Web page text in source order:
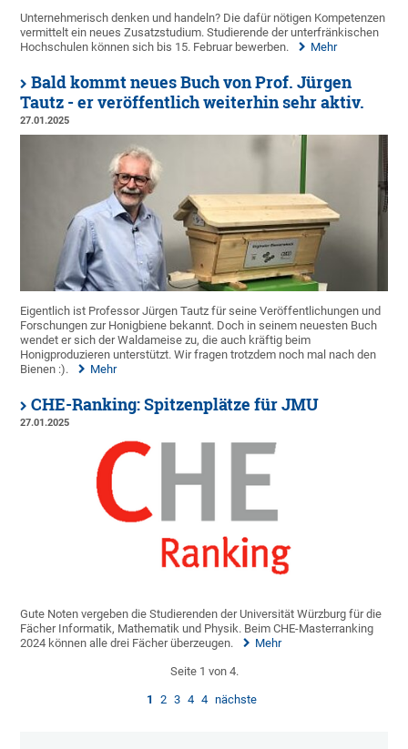
Unternehmerisch denken und handeln? Die dafür nötigen Kompetenzen
vermittelt ein neues Zusatzstudium. Studierende der unterfränkischen
Hochschulen können sich bis 15. Februar bewerben.
Mehr
Bald kommt neues Buch von Prof. Jürgen
Tautz - er veröffentlich weiterhin sehr aktiv.
27.01.2025
Eigentlich ist Professor Jürgen Tautz für seine Veröffentlichungen und
Forschungen zur Honigbiene bekannt. Doch in seinem neuesten Buch
wendet er sich der Waldameise zu, die auch kräftig beim
Honigproduzieren unterstützt. Wir fragen trotzdem noch mal nach den
Bienen :).
Mehr
CHE-Ranking: Spitzenplätze für JMU
27.01.2025
Gute Noten vergeben die Studierenden der Universität Würzburg für die
Fächer Informatik, Mathematik und Physik. Beim CHE-Masterranking
2024 können alle drei Fächer überzeugen.
Mehr
Seite 1 von 4.
1 2 3 4 4 nächste